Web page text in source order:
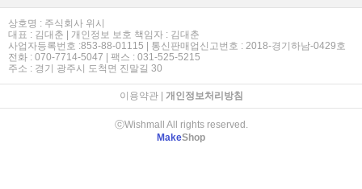
상호명 : 주식회사 위시
대표 : 김대춘 | 개인정보 보호 책임자 : 김대춘
사업자등록번호 :853-88-01115 | 통신판매업신고번호 : 2018-경기하남-0429호
전화 : 070-7714-5047 | 팩스 : 031-525-5215
주소 : 경기 광주시 도척면 진말길 30
이용약관| 개인정보처리방침
ⓒWishmall All rights reserved.
MakeShop